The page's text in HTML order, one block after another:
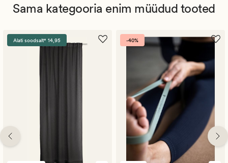
Sama kategooria enim müüdud tooted
Alati soodsalt* 14,95 -40%